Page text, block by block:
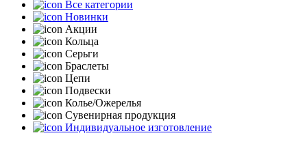
Все категории
Новинки
Акции
Кольца
Серьги
Браслеты
Цепи
Подвески
Колье/Ожерелья
Сувенирная продукция
Индивидуальное изготовление